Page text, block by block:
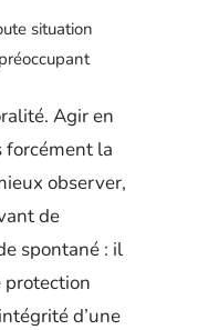
situation
Agir en
forcément la
observer,
de
spontané : il
protection
d’une